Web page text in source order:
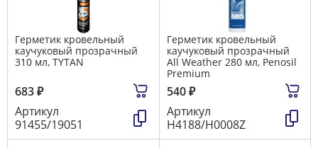
Герметик кровельный
каучуковый прозрачный
310 мл, TYTAN
683₽
Артикул
91455/19051
Герметик кровельный
каучуковый прозрачный
All Weather 280 мл, Penosil
Premium
540₽
Артикул
Н4188/H0008Z